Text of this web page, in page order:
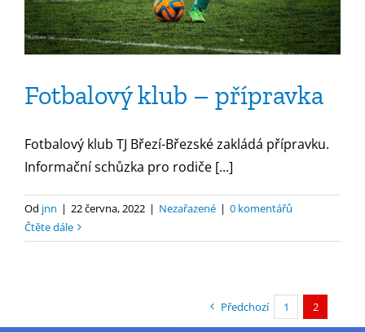
Fotbalový klub – přípravka
Fotbalový klub TJ Březí-Březské zakládá přípravku.
Informační schůzka pro rodiče [...]
Od jnn | 22 června, 2022 | Nezařazené | 0 komentářů
Čtěte dále
Předchozí 1 2